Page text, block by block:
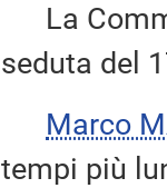
La
seduta del
Marco
tempi più